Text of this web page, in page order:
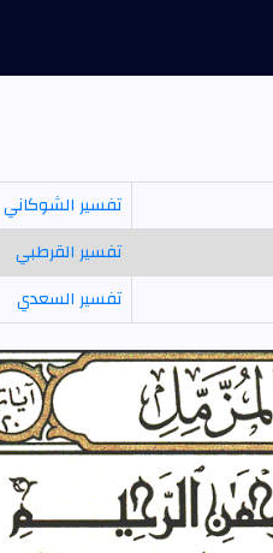
تفسير الشوكاني
تفسير القرطبي
تفسير السعدي